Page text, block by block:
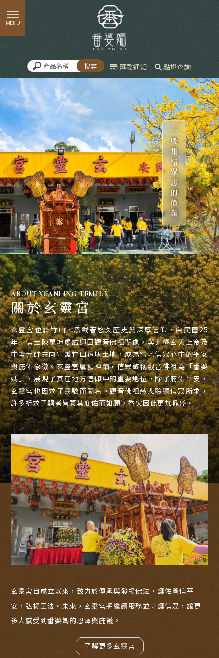
匯款通知 點燈查詢
觀音廟
南投觀音廟
竹山觀音廟
求子觀音
求子觀音廟
玄靈宮位於竹山，承載著悠久歷史與深厚信仰，自民國25
年，信士陳萬坤虔誠迎回觀音佛祖聖像，與北極玄天上帝及
中壇元帥共同守護竹山這塊土地，成為當地信眾心中的平安
與庇佑象徵。玄靈宮屢顯神蹟，信眾敬稱觀音佛祖為「番婆
媽」，展現了其在地方信仰中的重要地位，除了庇佑平安，
玄靈宮也因求子靈驗而聞名。觀音佛祖慈悲聆聽信眾所求，
許多祈求子嗣者皆蒙其庇佑而如願，香火因此更加鼎盛。
關於玄靈宮
ABOUT XUANLING TEMPLE
玄靈宮自成立以來，致力於傳承與發揚佛法，護佑善信平
安，弘揚正法。未來，玄靈宮將繼續服務並守護信眾，讓更
多人感受到番婆媽的恩澤與庇護。
了解更多玄靈宮